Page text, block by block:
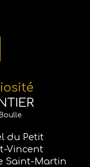
du Petit
Vincent
Saint-Martin